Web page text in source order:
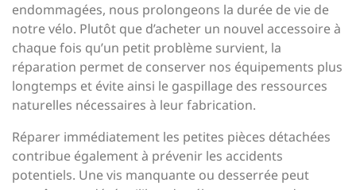
endommagées, nous prolongeons la durée de vie de
notre vélo. Plutôt que d’acheter un nouvel accessoire à
chaque fois qu’un petit problème survient, la
réparation permet de conserver nos équipements plus
longtemps et évite ainsi le gaspillage des ressources
naturelles nécessaires à leur fabrication.
Réparer immédiatement les petites pièces détachées
contribue également à prévenir les accidents
potentiels. Une vis manquante ou desserrée peut